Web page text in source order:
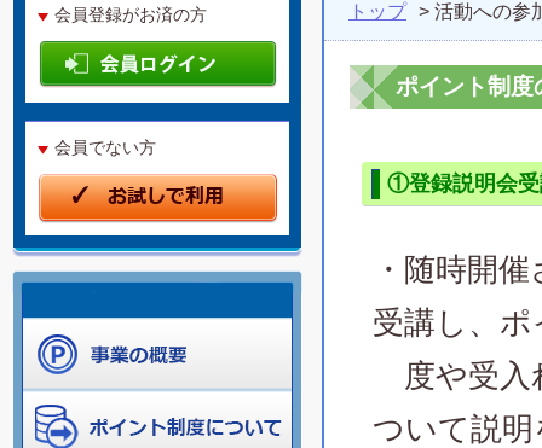
会員登録がお済の方
会員でない方
トップ > 活動への参
ポイント制度
①登録説明会
・随時開
受講し、
度や受入
ついて説